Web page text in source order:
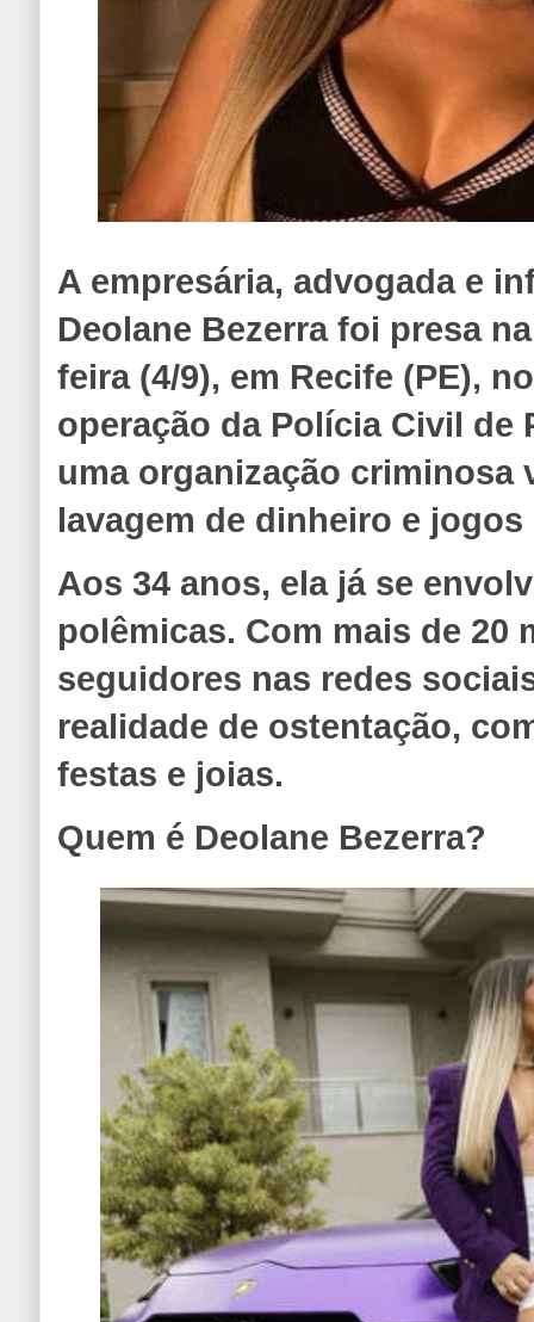
A empresária, advogada e
Deolane Bezerra foi presa
feira (4/9), em Recife (PE),
operação da Polícia Civil de
uma organização criminosa
lavagem de dinheiro e jogos
Aos 34 anos, ela já se
polêmicas. Com mais de 20
seguidores nas redes
realidade de ostentação,
festas e joias.
Quem é Deolane Bezerra?